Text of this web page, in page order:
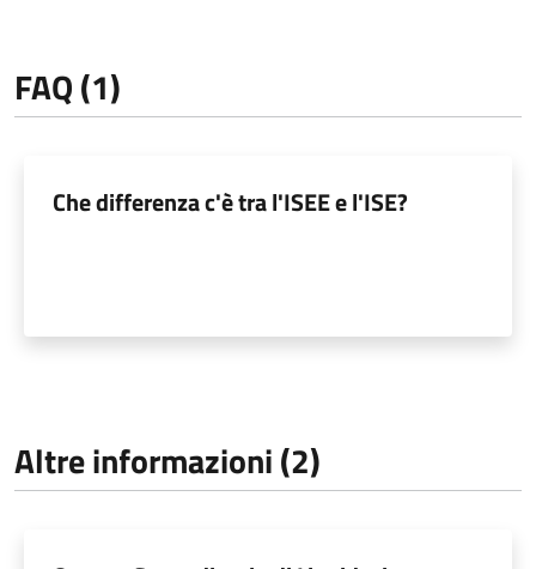
FAQ (1)
Che differenza c'è tra l'ISEE e l'ISE?
Altre informazioni (2)